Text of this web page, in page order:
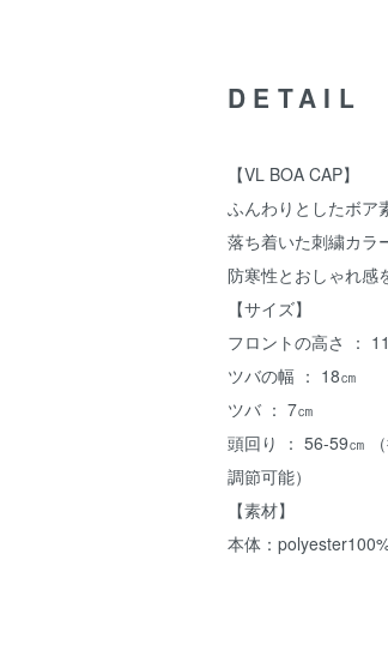
DETAIL
【VL BOA CAP】
ふんわりとしたボア
落ち着いた刺繍カラ
防寒性とおしゃれ感
【サイズ】
フロントの高さ ：
ツバの幅 ： 18㎝
ツバ ： 7㎝
頭回り ： 56-59㎝
調節可能）
【素材】
本体：